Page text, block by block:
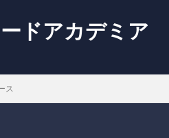
ードアカデミア
ス